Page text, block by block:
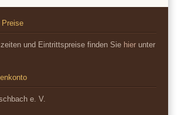
und Eintrittspreise finden Sie hier unter
e. V.